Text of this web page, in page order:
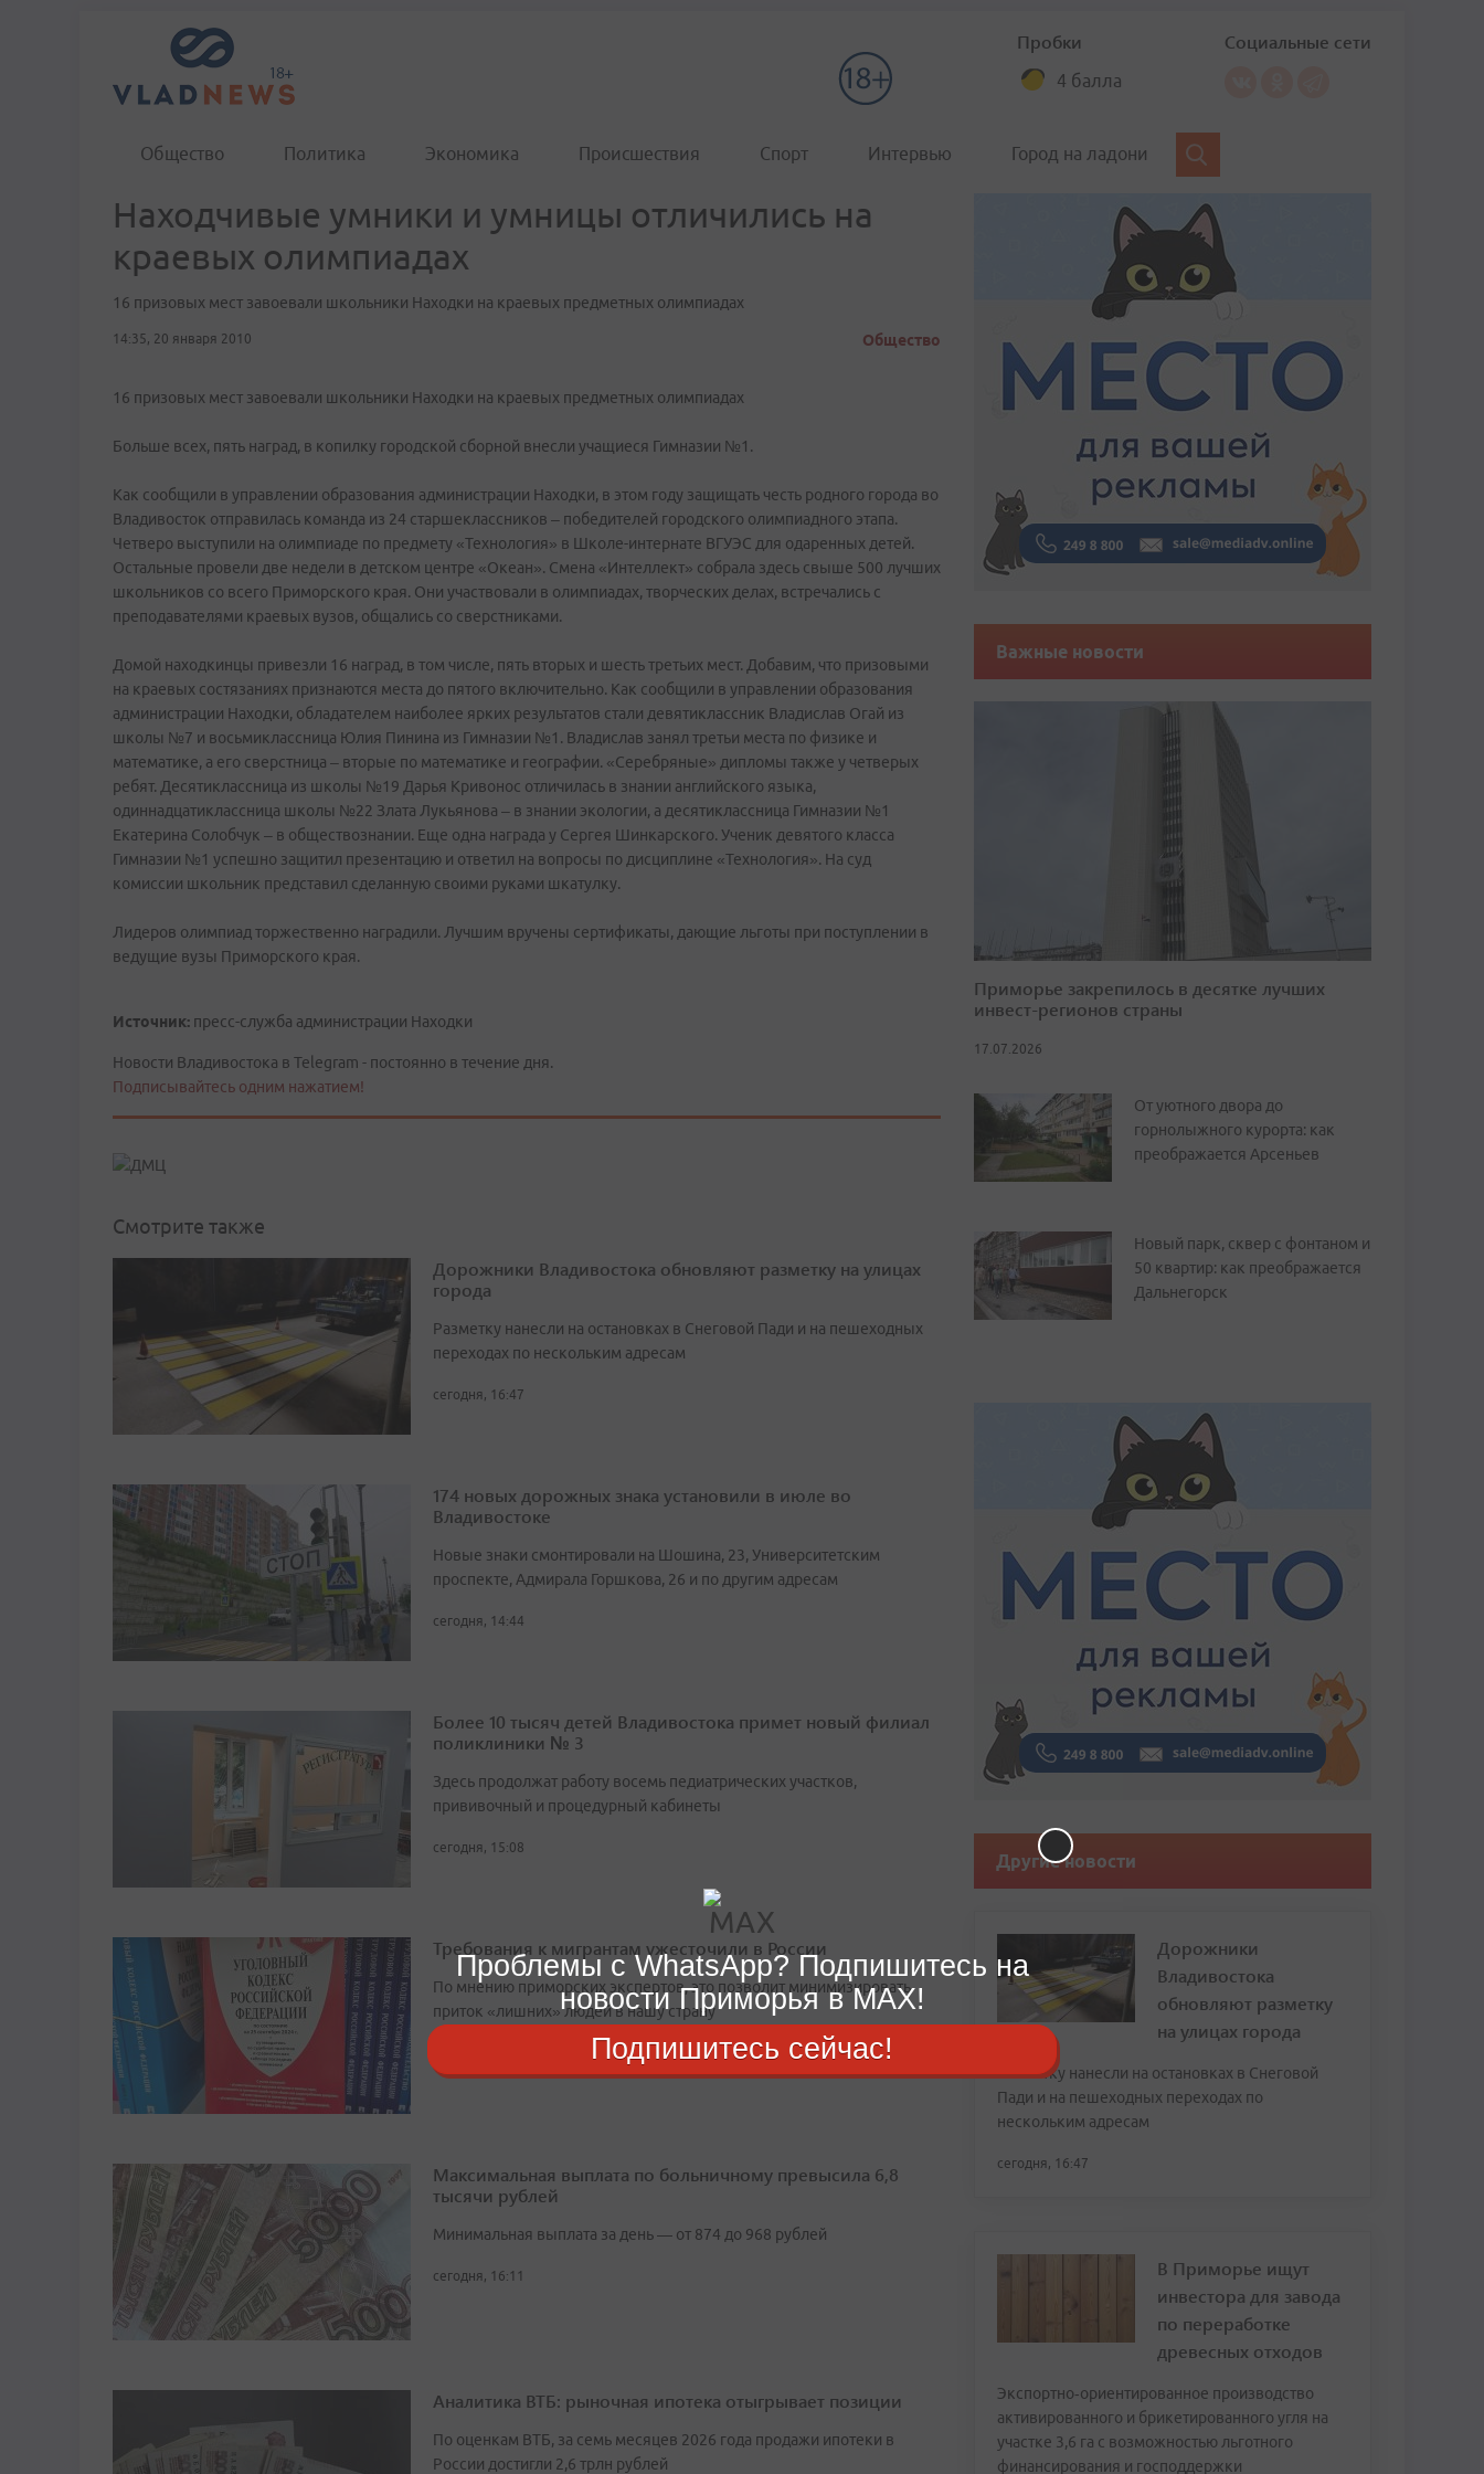
Пробки
4 балла
Социальные сети
Общество Политика Экономика Происшествия Спорт Интервью Город на ладони
Находчивые умники и умницы отличились на
краевых олимпиадах
16 призовых мест завоевали школьники Находки на краевых предметных олимпиадах
14:35, 20 января 2010 Общество
16 призовых мест завоевали школьники Находки на краевых предметных олимпиадах
Больше всех, пять наград, в копилку городской сборной внесли учащиеся Гимназии №1.
Как сообщили в управлении образования администрации Находки, в этом году защищать честь родного города во
Владивосток отправилась команда из 24 старшеклассников – победителей городского олимпиадного этапа.
Четверо выступили на олимпиаде по предмету «Технология» в Школе-интернате ВГУЭС для одаренных детей.
Остальные провели две недели в детском центре «Океан». Смена «Интеллект» собрала здесь свыше 500 лучших
школьников со всего Приморского края. Они участвовали в олимпиадах, творческих делах, встречались с
преподавателями краевых вузов, общались со сверстниками.
Домой находкинцы привезли 16 наград, в том числе, пять вторых и шесть третьих мест. Добавим, что призовыми
на краевых состязаниях признаются места до пятого включительно. Как сообщили в управлении образования
администрации Находки, обладателем наиболее ярких результатов стали девятиклассник Владислав Огай из
школы №7 и восьмиклассница Юлия Пинина из Гимназии №1. Владислав занял третьи места по физике и
математике, а его сверстница – вторые по математике и географии. «Серебряные» дипломы также у четверых
ребят. Десятиклассница из школы №19 Дарья Кривонос отличилась в знании английского языка,
одиннадцатиклассница школы №22 Злата Лукьянова – в знании экологии, а десятиклассница Гимназии №1
Екатерина Солобчук – в обществознании. Еще одна награда у Сергея Шинкарского. Ученик девятого класса
Гимназии №1 успешно защитил презентацию и ответил на вопросы по дисциплине «Технология». На суд
комиссии школьник представил сделанную своими руками шкатулку.
Лидеров олимпиад торжественно наградили. Лучшим вручены сертификаты, дающие льготы при поступлении в
ведущие вузы Приморского края.
Источник: пресс-служба администрации Находки
Новости Владивостока в Telegram - постоянно в течение дня.
Подписывайтесь одним нажатием!
Смотрите также
Дорожники Владивостока обновляют разметку на улицах
города
Разметку нанесли на остановках в Снеговой Пади и на пешеходных
переходах по нескольким адресам
сегодня, 16:47
174 новых дорожных знака установили в июле во
Владивостоке
Новые знаки смонтировали на Шошина, 23, Университетским
проспекте, Адмирала Горшкова, 26 и по другим адресам
сегодня, 14:44
Более 10 тысяч детей Владивостока примет новый филиал
поликлиники № 3
Здесь продолжат работу восемь педиатрических участков,
прививочный и процедурный кабинеты
сегодня, 15:08
Требования к мигрантам ужесточили в России
По мнению приморских экспертов, это позволит минимизировать
приток «лишних» людей в нашу страну
Максимальная выплата по больничному превысила 6,8
тысячи рублей
Минимальная выплата за день — от 874 до 968 рублей
сегодня, 16:11
Аналитика ВТБ: рыночная ипотека отыгрывает позиции
По оценкам ВТБ, за семь месяцев 2026 года продажи ипотеки в
России достигли 2,6 трлн рублей
Важные новости
Приморье закрепилось в десятке лучших
инвест-регионов страны
17.07.2026
От уютного двора до
горнолыжного курорта: как
преображается Арсеньев
Новый парк, сквер с фонтаном и
50 квартир: как преображается
Дальнегорск
Другие новости
Дорожники
Владивостока
обновляют разметку
на улицах города
Разметку нанесли на остановках в Снеговой
Пади и на пешеходных переходах по
нескольким адресам
сегодня, 16:47
В Приморье ищут
инвестора для завода
по переработке
древесных отходов
Экспортно‑ориентированное производство
активированного и брикетированного угля на
участке 3,6 га с возможностью льготного
финансирования и господдержки
Проблемы с WhatsApp? Подпишитесь на
новости Приморья в MAX!
Подпишитесь сейчас!